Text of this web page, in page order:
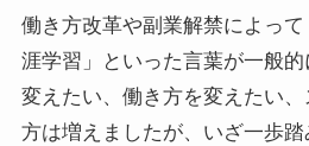
働き方改革や副業解禁によっ
涯学習」といった言葉が一般
変えたい、働き方を変えたい
方は増えましたが、いざ一歩